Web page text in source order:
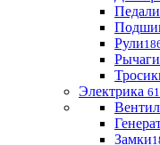
Рули
Электрика
Замки